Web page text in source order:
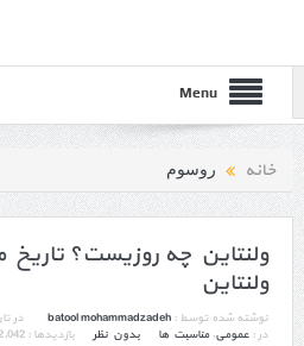
Menu
خانه روسوم
ولنتاین چه روزیست؟
ولنتاین
نوشته شده توسط : batool mohammadzadeh در
در : عمومی,مناسبت ها بدون نظر بازدیدها : 2,042